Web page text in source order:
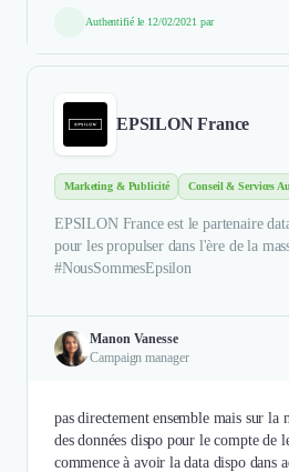
Authentifié le 12/02/2021 par
EPSILON France
Marketing & Publicité Conseil & Services
EPSILON France est le partenaire
pour les propulser dans l'ère de la
#NousSommesEpsilon
Manon Vanesse
Campaign manager
pas directement ensemble mais sur la
des données dispo pour le compte de
commence à avoir la data dispo dans